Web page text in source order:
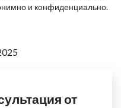
и конфиденциально.
от